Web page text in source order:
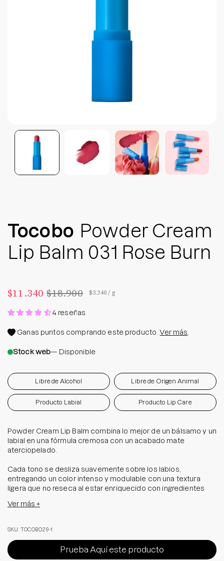
Parche para granitos
Tocobo Powder Cream
Lip Balm 031 Rose Burn
$11.340 $18.900 Precio por unidad
$3.240 /por
g
4 reseñas
Ganas puntos comprando este producto.Ver más
Stock web— Disponible
Libre de Alcohol Libre de Origen Animal
Producto Labial Producto Lip Care
Powder Cream Lip Balm combina lo mejor de un bálsamo y un
labial en una fórmula cremosa con un acabado mate
aterciopelado.
Cada tono se desliza suavemente sobre los labios,
entregando un color intenso y modulable con una textura
ligera que no reseca al estar enriquecido con ingredientes
almendras dulces para mantener los labios suaves e
- Color vibrante con acabado mate.
Ver más +
SKU: TOCOBO29-1
Prueba Aquí este producto